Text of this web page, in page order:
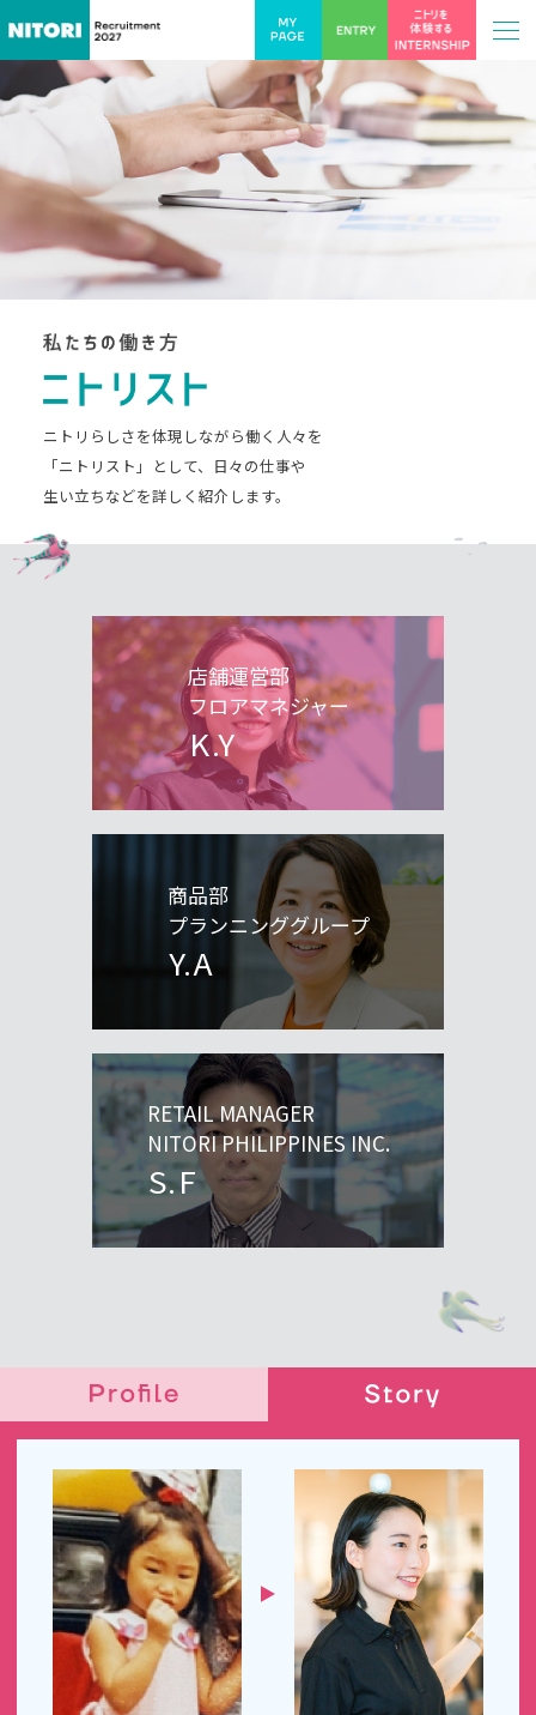
ニトリらしさを体現しながら働く人々を
「ニトリスト」として、日々の仕事や
生い立ちなどを詳しく紹介します。
店舗運営部
フロアマネジャー
K.Y
商品部
プランニンググループ
Y.A
RETAIL MANAGER
NITORI PHILIPPINES INC.
S.F